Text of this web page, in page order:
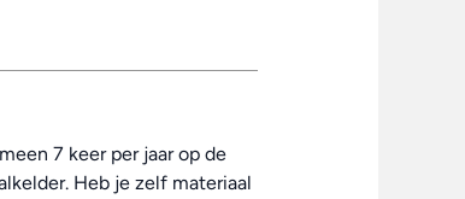
7 keer per jaar op de
Heb je zelf materiaal